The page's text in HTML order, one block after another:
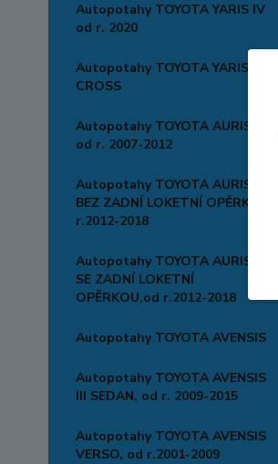
Autopotahy TOYOTA YARIS IV
od r. 2020
Autopotahy TOYOTA YARIS
CROSS
Autopotahy TOYOTA AURIS I,
od r. 2007-2012
Autopotahy TOYOTA AURIS II
BEZ ZADNÍ LOKETNÍ OPĚRKY,od
r.2012-2018
Autopotahy TOYOTA AURIS II
SE ZADNÍ LOKETNÍ
OPĚRKOU,od r.2012-2018
Autopotahy TOYOTA AVENSIS
Autopotahy TOYOTA AVENSIS
III SEDAN, od r. 2009-2015
Autopotahy TOYOTA AVENSIS
VERSO, od r.2001-2009